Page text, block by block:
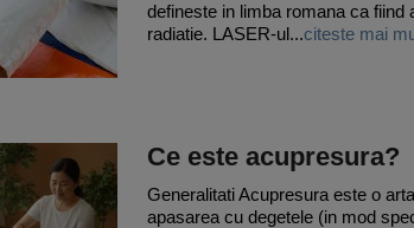
defineste in limba romana ca
radiatie. LASER-ul...citeste mai
Ce este acupresura?
Generalitati Acupresura este o
apasarea cu degetele (in mod